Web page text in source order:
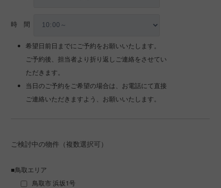
時 間
希望日前日までにご予約をお願いいたします。
ご予約後、担当者より折り返しご連絡をさせてい
ただきます。
当日のご予約をご希望の場合は、お電話にて直接
ご連絡いただきますよう、お願いいたします。
ご検討中の物件（複数選択可）
■鳥取エリア
鳥取市 浜坂1号
回答可）
今って本当に買い時？
マンションと一戸建ての違いは何？
住宅ローンについて相談したい
頭金はいくらあればいいの？
新築と中古どちらを選ぶべき？
自宅の買替えについて詳しく聞きたい。
補助金はどのくらいもらえるの?